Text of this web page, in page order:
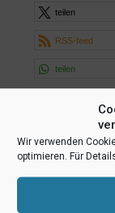
Wir verwenden
optimieren. Für
teilen
RSS-feed
teilen
Ähnliche